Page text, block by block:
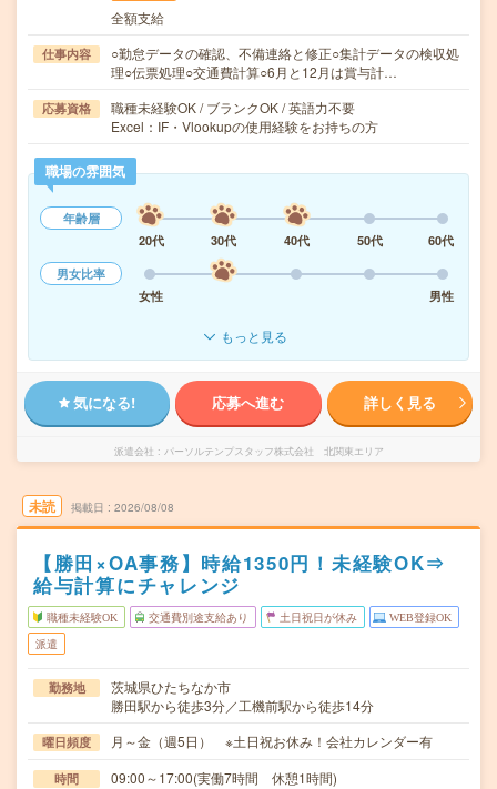
全額支給
仕事内容
○勤怠データの確認、不備連絡と修正○集計データの検収処
理○伝票処理○交通費計算○6月と12月は賞与計…
応募資格
職種未経験OK / ブランクOK / 英語力不要
Excel：IF・Vlookupの使用経験をお持ちの方
職場の雰囲気
年齢層
20代
30代 40代 50代
60代
男女比率
女性
男性
もっと見る
気になる! 応募へ進む 詳しく見る
派遣会社 パーソルテンプスタッフ株式会社 北関東エリア
未読 掲載日 2026/08/08
【勝田×OA事務】時給1350円！未経験OK⇒
給与計算にチャレンジ
職種未経験OK 交通費別途支給あり 土日祝日が休み WEB登録OK
派遣
勤務地
茨城県ひたちなか市
勝田駅から徒歩3分／工機前駅から徒歩14分
曜日頻度 月～金（週5日） ※土日祝お休み！会社カレンダー有
時間 09:00～17:00(実働7時間 休憩1時間)